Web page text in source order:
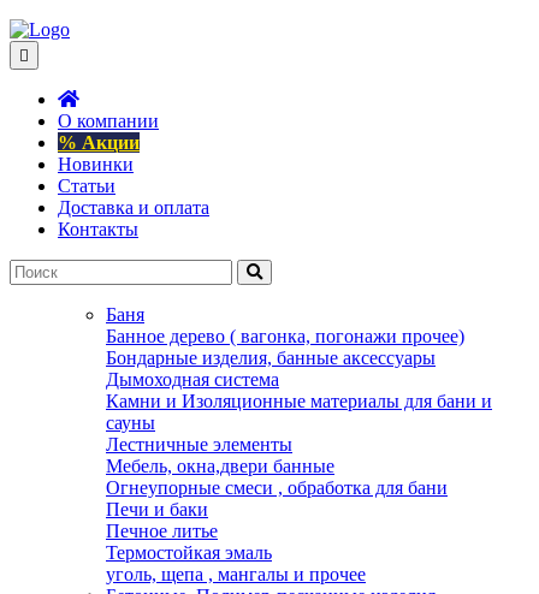
О компании
% Акции
Новинки
Статьи
Доставка и оплата
Контакты
Баня
Банное дерево ( вагонка, погонажи прочее)
Бондарные изделия, банные аксессуары
Дымоходная система
Камни и Изоляционные материалы для бани и
сауны
Лестничные элементы
Мебель, окна,двери банные
Огнеупорные смеси , обработка для бани
Печи и баки
Печное литье
Термостойкая эмаль
уголь, щепа , мангалы и прочее